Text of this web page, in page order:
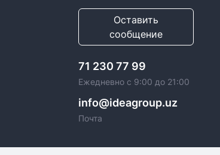
Оставить
сообщение
71 230 77 99
Ежедневно с 9:00 до 21:00
info@ideagroup.uz
Почта